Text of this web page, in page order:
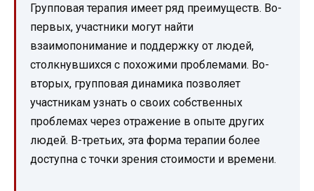
Групповая терапия имеет ряд преимуществ. Во-
первых, участники могут найти
взаимопонимание и поддержку от людей,
столкнувшихся с похожими проблемами. Во-
вторых, групповая динамика позволяет
участникам узнать о своих собственных
проблемах через отражение в опыте других
людей. В-третьих, эта форма терапии более
доступна с точки зрения стоимости и времени.